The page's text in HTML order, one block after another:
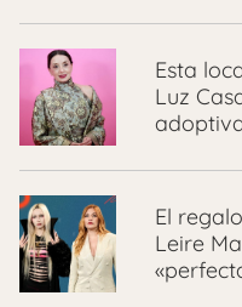
Esta
Luz
El
Leire